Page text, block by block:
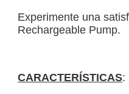
Experimente una
Rechargeable Pump.
CARACTERÍSTICAS: